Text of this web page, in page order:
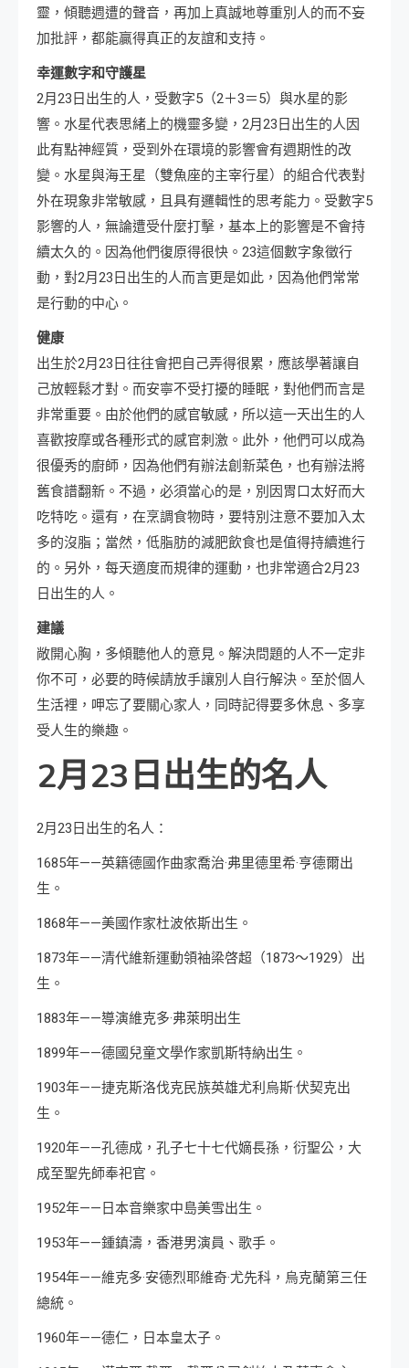
靈，傾聽週遭的聲音，再加上真誠地尊重別人的而不妄
加批評，都能贏得真正的友誼和支持。
幸運數字和守護星
2月23日出生的人，受數字5（2＋3＝5）與水星的影
響。水星代表思緒上的機靈多變，2月23日出生的人因
此有點神經質，受到外在環境的影響會有週期性的改
變。水星與海王星（雙魚座的主宰行星）的組合代表對
外在現象非常敏感，且具有邏輯性的思考能力。受數字5
影響的人，無論遭受什麼打擊，基本上的影響是不會持
續太久的。因為他們復原得很快。23這個數字象徵行
動，對2月23日出生的人而言更是如此，因為他們常常
是行動的中心。
健康
出生於2月23日往往會把自己弄得很累，應該學著讓自
己放輕鬆才對。而安寧不受打擾的睡眠，對他們而言是
非常重要。由於他們的感官敏感，所以這一天出生的人
喜歡按摩或各種形式的感官刺激。此外，他們可以成為
很優秀的廚師，因為他們有辦法創新菜色，也有辦法將
舊食譜翻新。不過，必須當心的是，別因胃口太好而大
吃特吃。還有，在烹調食物時，要特別注意不要加入太
多的沒脂；當然，低脂肪的減肥飲食也是值得持續進行
的。另外，每天適度而規律的運動，也非常適合2月23
日出生的人。
建議
敞開心胸，多傾聽他人的意見。解決問題的人不一定非
你不可，必要的時候請放手讓別人自行解決。至於個人
生活裡，呷忘了要關心家人，同時記得要多休息、多享
受人生的樂趣。
2月23日出生的名人
2月23日出生的名人：
1685年——英籍德國作曲家喬治·弗里德里希·亨德爾出
生。
1868年——美國作家杜波依斯出生。
1873年——清代維新運動領袖梁啓超（1873～1929）出
生。
1883年——導演維克多·弗萊明出生
1899年——德國兒童文學作家凱斯特納出生。
1903年——捷克斯洛伐克民族英雄尤利烏斯·伏契克出
生。
1920年——孔德成，孔子七十七代嫡長孫，衍聖公，大
成至聖先師奉祀官。
1952年——日本音樂家中島美雪出生。
1953年——鍾鎮濤，香港男演員、歌手。
1954年——維克多·安德烈耶維奇·尤先科，烏克蘭第三任
總統。
1960年——德仁，日本皇太子。